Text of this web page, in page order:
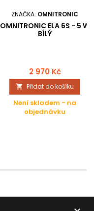
ZNAČKA: OMNITRONIC
OMNITRONIC ELA 6S - 5 W
BÍLÝ
2 970 Kč
 Přidat do košíku
Není skladem - na
objednávku